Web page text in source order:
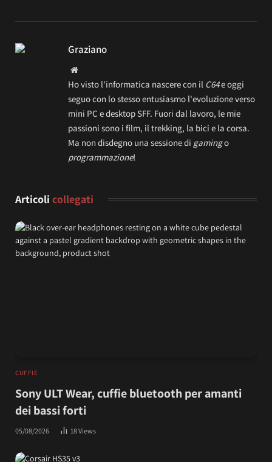
Graziano
Website
Ho visto l'informatica nascere con il C64e oggi
seguo con lo stesso entusiasmo l'evoluzione verso
mini PC e desktop SFF. Fuori dal lavoro, le mie
passioni sono i film, il trekking, la bici e la corsa.
Ma non disdegno una sessione di gamingo
programmazione!
Articoli collegati
CUFFIE
Sony ULT Wear, cuffie bluetooth per amanti
dei bassi forti
05/08/2026 18Views